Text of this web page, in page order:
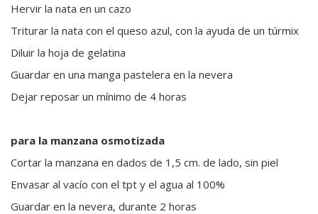
Hervir la nata en un cazo
Triturar la nata con el queso azul, con la ayuda de un túrmix
Diluir la hoja de gelatina
Guardar en una manga pastelera en la nevera
Dejar reposar un mínimo de 4 horas
para la manzana osmotizada
Cortar la manzana en dados de 1,5 cm. de lado, sin piel
Envasar al vacío con el tpt y el agua al 100%
Guardar en la nevera, durante 2 horas